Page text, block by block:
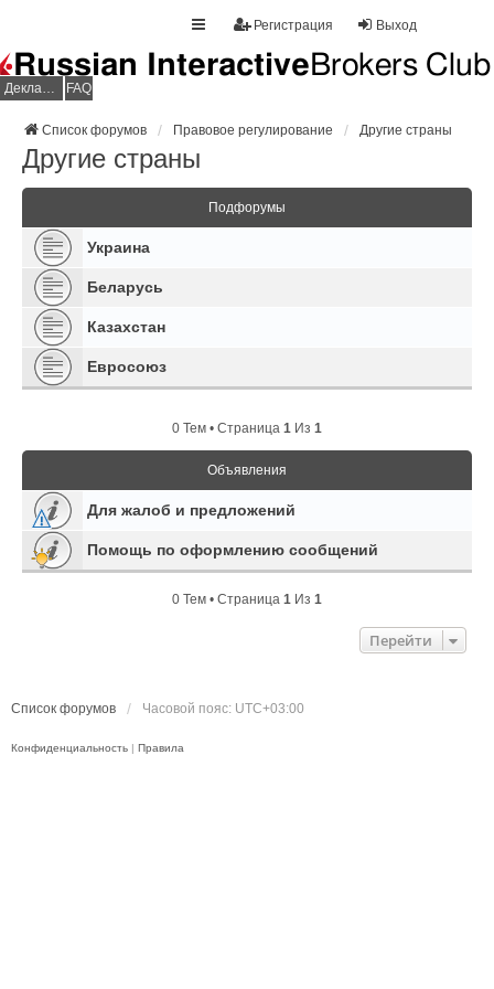
Выход
Регистрация
Декларация НДФЛ FAQ
Список форумов Правовое регулирование Другие страны
Другие страны
Подфорумы
Украина
Беларусь
Казахстан
Евросоюз
0 Тем • Страница 1 Из 1
Объявления
Для жалоб и предложений
Помощь по оформлению сообщений
0 Тем • Страница 1 Из 1
Перейти
Список форумов Часовой пояс: UTC+03:00
Конфиденциальность | Правила